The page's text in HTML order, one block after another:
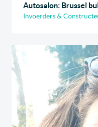
Autosalon: Brussel
Invoerders &